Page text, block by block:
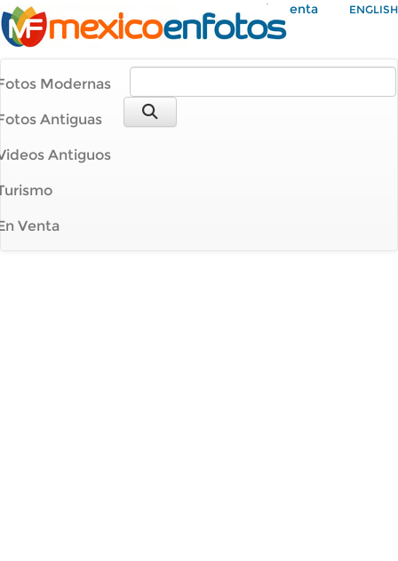
Mi Cuenta ENGLISH
Modernas
Antiguas
Antiguos
Venta